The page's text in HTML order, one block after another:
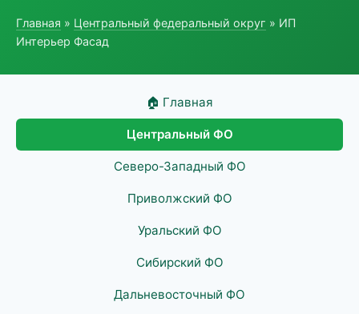
Главная » Центральный федеральный округ » ИП
Интерьер Фасад
🏠 Главная
Центральный ФО
Северо-Западный ФО
Приволжский ФО
Уральский ФО
Сибирский ФО
Дальневосточный ФО